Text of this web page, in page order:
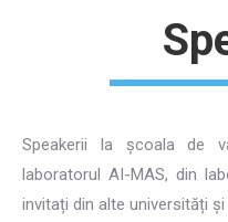
Speakerii la școala de
laboratorul AI-MAS, din
invitați din alte universități